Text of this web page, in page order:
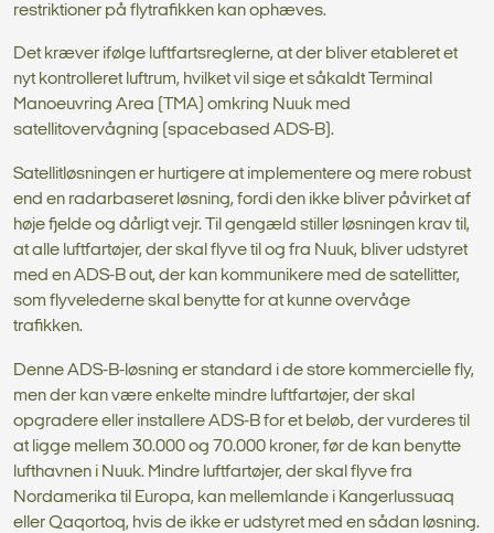
restriktioner på flytrafikken kan ophæves.
Det kræver ifølge luftfartsreglerne, at der bliver etableret et
nyt kontrolleret luftrum, hvilket vil sige et såkaldt Terminal
Manoeuvring Area (TMA) omkring Nuuk med
satellitovervågning (spacebased ADS-B).
Satellitløsningen er hurtigere at implementere og mere robust
end en radarbaseret løsning, fordi den ikke bliver påvirket af
høje fjelde og dårligt vejr. Til gengæld stiller løsningen krav til,
at alle luftfartøjer, der skal flyve til og fra Nuuk, bliver udstyret
med en ADS-B out, der kan kommunikere med de satellitter,
som flyvelederne skal benytte for at kunne overvåge
trafikken.
Denne ADS-B-løsning er standard i de store kommercielle fly,
men der kan være enkelte mindre luftfartøjer, der skal
opgradere eller installere ADS-B for et beløb, der vurderes til
at ligge mellem 30.000 og 70.000 kroner, før de kan benytte
lufthavnen i Nuuk. Mindre luftfartøjer, der skal flyve fra
Nordamerika til Europa, kan mellemlande i Kangerlussuaq
eller Qaqortoq, hvis de ikke er udstyret med en sådan løsning.